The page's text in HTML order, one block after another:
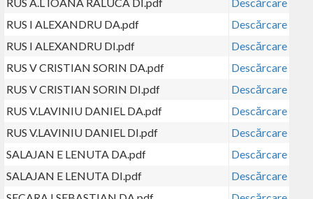
RUS A.L IOANA RALUCA DI.pdf
Descărcare
RUS I ALEXANDRU DA.pdf
Descărcare
RUS I ALEXANDRU DI.pdf
Descărcare
RUS V CRISTIAN SORIN DA.pdf
Descărcare
RUS V CRISTIAN SORIN DI.pdf
Descărcare
RUS V.LAVINIU DANIEL DA.pdf
Descărcare
RUS V.LAVINIU DANIEL DI.pdf
Descărcare
SALAJAN E LENUTA DA.pdf
Descărcare
SALAJAN E LENUTA DI.pdf
Descărcare